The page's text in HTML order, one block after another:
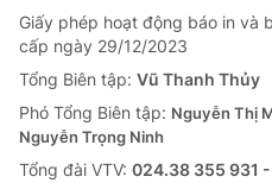
Giấy phép hoạt động báo in và
cấp ngày 29/12/2023
Tổng Biên tập: Vũ Thanh Thủy
Phó Tổng Biên tập: Nguyễn Thị
Nguyễn Trọng Ninh
Tổng đài VTV: 024.38 355 931